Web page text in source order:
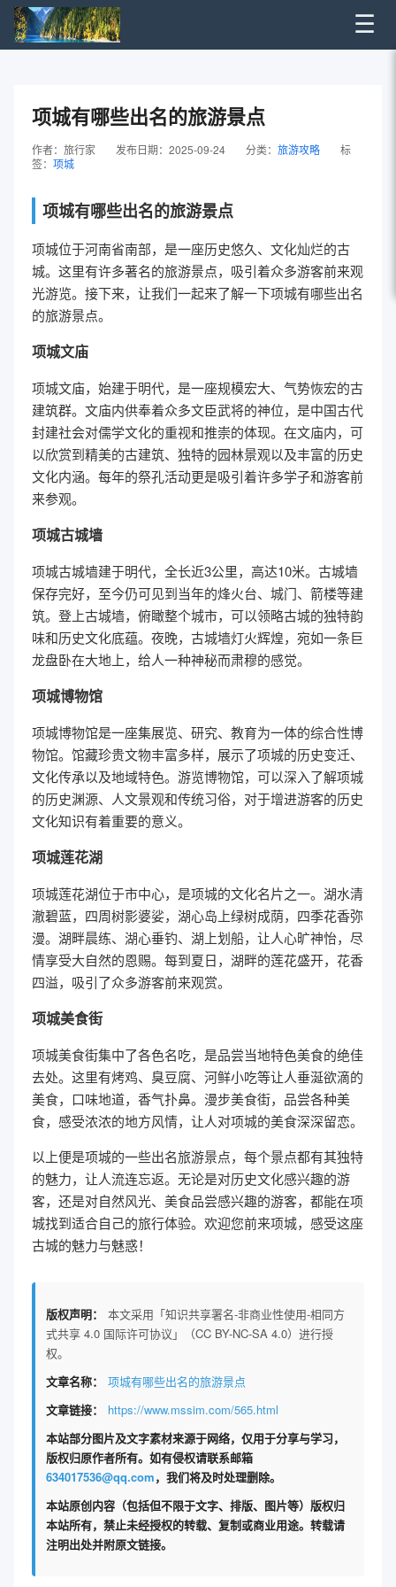
☰
项城有哪些出名的旅游景点
作者：旅行家 发布日期：2025-09-24 分类： 旅游攻略
标
签： 项城
项城有哪些出名的旅游景点
项城位于河南省南部，是一座历史悠久、文化灿烂的古
城。这里有许多著名的旅游景点，吸引着众多游客前来观
光游览。接下来，让我们一起来了解一下项城有哪些出名
的旅游景点。
项城文庙
项城文庙，始建于明代，是一座规模宏大、气势恢宏的古
建筑群。文庙内供奉着众多文臣武将的神位，是中国古代
封建社会对儒学文化的重视和推崇的体现。在文庙内，可
以欣赏到精美的古建筑、独特的园林景观以及丰富的历史
文化内涵。每年的祭孔活动更是吸引着许多学子和游客前
来参观。
项城古城墙
项城古城墙建于明代，全长近3公里，高达10米。古城墙
保存完好，至今仍可见到当年的烽火台、城门、箭楼等建
筑。登上古城墙，俯瞰整个城市，可以领略古城的独特韵
味和历史文化底蕴。夜晚，古城墙灯火辉煌，宛如一条巨
龙盘卧在大地上，给人一种神秘而肃穆的感觉。
项城博物馆
项城博物馆是一座集展览、研究、教育为一体的综合性博
物馆。馆藏珍贵文物丰富多样，展示了项城的历史变迁、
文化传承以及地域特色。游览博物馆，可以深入了解项城
的历史渊源、人文景观和传统习俗，对于增进游客的历史
文化知识有着重要的意义。
项城莲花湖
项城莲花湖位于市中心，是项城的文化名片之一。湖水清
澈碧蓝，四周树影婆娑，湖心岛上绿树成荫，四季花香弥
漫。湖畔晨练、湖心垂钓、湖上划船，让人心旷神怡，尽
情享受大自然的恩赐。每到夏日，湖畔的莲花盛开，花香
四溢，吸引了众多游客前来观赏。
项城美食街
项城美食街集中了各色名吃，是品尝当地特色美食的绝佳
去处。这里有烤鸡、臭豆腐、河鲜小吃等让人垂涎欲滴的
美食，口味地道，香气扑鼻。漫步美食街，品尝各种美
食，感受浓浓的地方风情，让人对项城的美食深深留恋。
以上便是项城的一些出名旅游景点，每个景点都有其独特
的魅力，让人流连忘返。无论是对历史文化感兴趣的游
客，还是对自然风光、美食品尝感兴趣的游客，都能在项
城找到适合自己的旅行体验。欢迎您前来项城，感受这座
古城的魅力与魅惑！
版权声明：
本文采用「知识共享署名-非商业性使用-相同方
式共享 4.0 国际许可协议」（CC BY-NC-SA 4.0）进行授
权。
文章名称：
项城有哪些出名的旅游景点
文章链接：
https://www.mssim.com/565.html
本站部分图片及文字素材来源于网络，仅用于分享与学习，
版权归原作者所有。如有侵权请联系邮箱
634017536@qq.com，我们将及时处理删除。
本站原创内容（包括但不限于文字、排版、图片等）版权归
本站所有，禁止未经授权的转载、复制或商业用途。转载请
注明出处并附原文链接。